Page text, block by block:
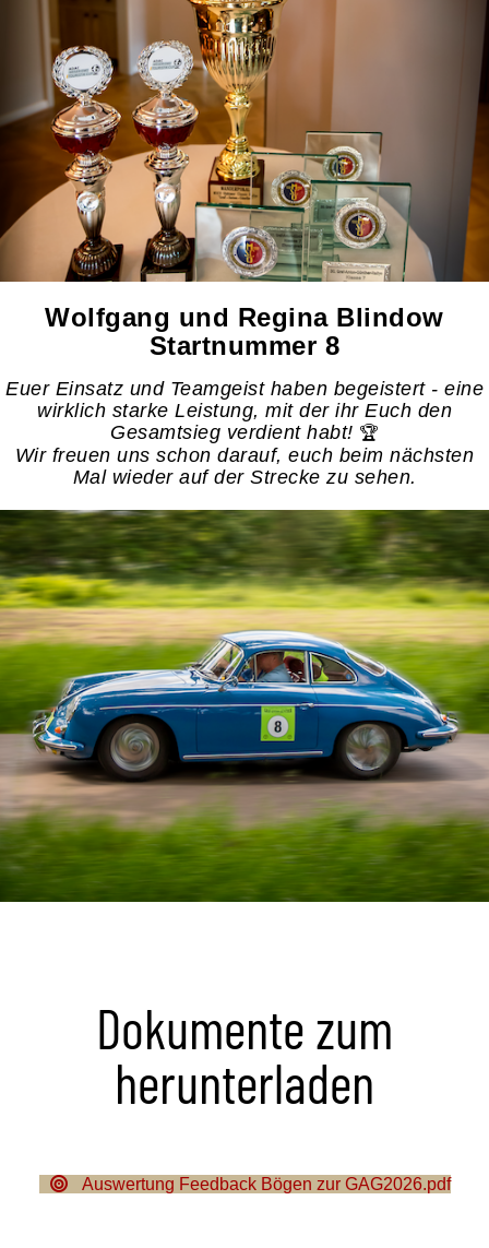
Wolfgang und Regina Blindow
Startnummer 8
Euer Einsatz und Teamgeist haben begeistert - eine
wirklich starke Leistung, mit der ihr Euch den
Gesamtsieg verdient habt! 🏆
Wir freuen uns schon darauf, euch beim nächsten
Mal wieder auf der Strecke zu sehen.
Dokumente zum
herunterladen
Auswertung Feedback Bögen zur GAG2026.pdf